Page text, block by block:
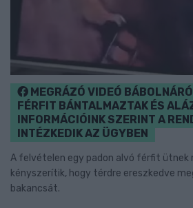
MEGRÁZÓ VIDEÓ
FÉRFIT BÁNTALMAZTAK ÉS
INFORMÁCIÓINK SZERINT A
INTÉZKEDIK AZ ÜGYBEN
A felvételen egy padon alvó férfit ütnek
kényszerítik, hogy térdre ereszkedve
bakancsát.